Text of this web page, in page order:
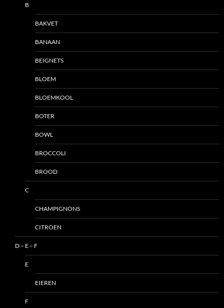
B
BAKVET
BANAAN
BEIGNETS
BLOEM
BLOEMKOOL
BOTER
BOWL
BROCCOLI
BROOD
C
CHAMPIGNONS
CITROEN
D – E – F
E
EIEREN
F